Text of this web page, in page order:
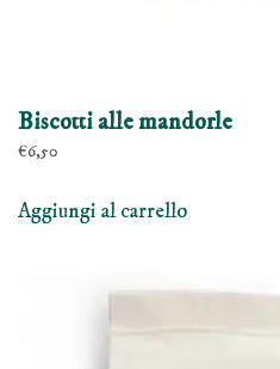
Biscotti alle mandorle
€6,50
Aggiungi al carrello